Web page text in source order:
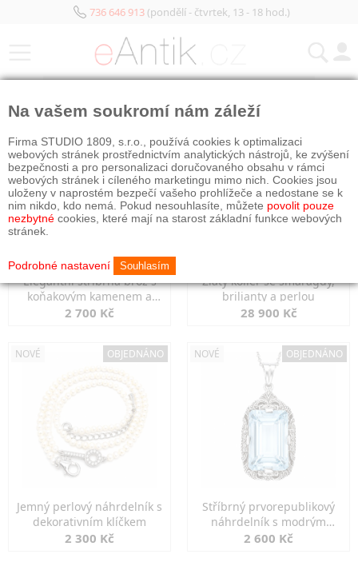
736 646 913(pondělí - čtvrtek, 13 - 18 hod.)
Elegantní stříbrná brož s
koňakovým kamenem a
markazity
2 700 Kč
Zlatý kolier se smaragdy,
brilianty a perlou
28 900 Kč
NOVÉ OBJEDNÁNO
Jemný perlový náhrdelník s
dekorativním klíčkem
2 300 Kč
NOVÉ OBJEDNÁNO
Stříbrný prvorepublikový
náhrdelník s modrým
spinelem
2 600 Kč
Na vašem soukromí nám záleží
Firma STUDIO 1809, s.r.o., používá cookies k optimalizaci
webových stránek prostřednictvím analytických nástrojů, ke zvýšení
bezpečnosti a pro personalizaci doručovaného obsahu v rámci
webových stránek i cíleného marketingu mimo nich. Cookies jsou
uloženy v naprostém bezpečí vašeho prohlížeče a nedostane se k
nim nikdo, kdo nemá. Pokud nesouhlasíte, můžete povolit pouze
nezbytné cookies, které mají na starost základní funkce webových
stránek.
Podrobné nastavení Souhlasím